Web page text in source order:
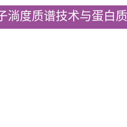
淌度质谱技术与蛋白